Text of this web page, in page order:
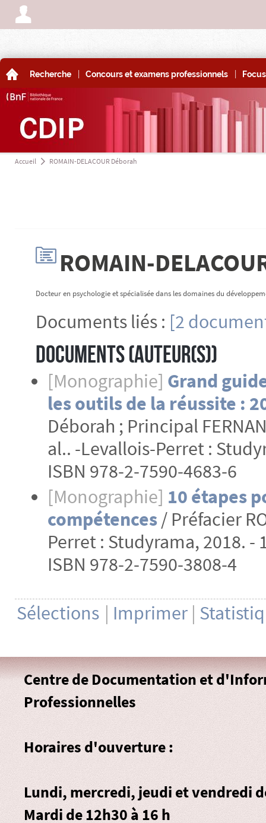
A
A Recherche | Concours et examens professionnels | Focus
Accueil a ROMAIN-DELACOUR Déborah
H ROMAIN-
Docteur en psychologie et spécialisée dans les domaines du
Documents liés : [2
Documents (Auteur(s))
[Monographie] Grand
les outils de la réussite :
Déborah ; Principal
al.. -Levallois-Perret :
ISBN 978-2-7590-4683-6
[Monographie] 10 étapes
compétences/ Préfacier
Perret : Studyrama, 2018. -
ISBN 978-2-7590-3808-4
Sélections | Imprimer |
Centre de Documentation et
Professionnelles
Horaires d'ouverture :
Lundi, mercredi, jeudi et vendredi
Mardi de 12h30 à 16 h